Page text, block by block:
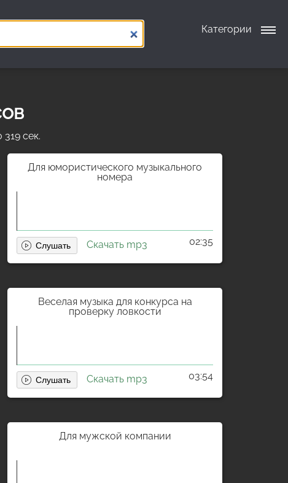
Категории
сек.
Для юмористического музыкального
номера
Скачать mp3 02:35
Веселая музыка для конкурса на
проверку ловкости
Скачать mp3 03:54
Для мужской компании